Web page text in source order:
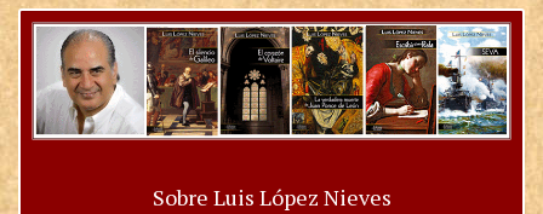
Sobre Luis López Nieves